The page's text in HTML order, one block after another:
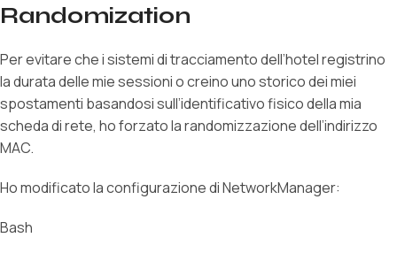
Randomization
Per evitare che i sistemi di tracciamento dell’hotel registrino
la durata delle mie sessioni o creino uno storico dei miei
spostamenti basandosi sull’identificativo fisico della mia
scheda di rete, ho forzato la randomizzazione dell’indirizzo
MAC.
Ho modificato la configurazione di NetworkManager:
Bash